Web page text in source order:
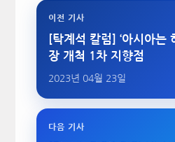
이전 기사
[탁계석 칼럼] ‘아시아는
장 개척 1차 지향점
2023년 04월 23일
다음 기사